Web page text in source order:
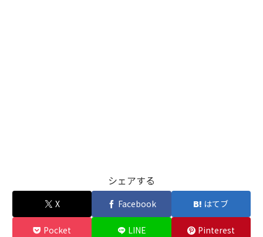
シェアする
X Facebook はてブ
Pocket LINE Pinterest